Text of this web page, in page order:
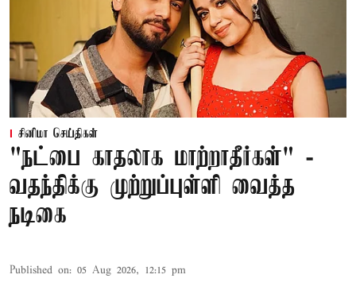
சினிமா செய்திகள்
"நட்பை காதலாக மாற்றாதீர்கள்" -
வதந்திக்கு முற்றுப்புள்ளி வைத்த
நடிகை
Published on: 05 Aug 2026, 12:15 pm